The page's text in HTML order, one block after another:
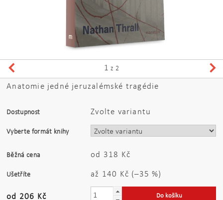
1 z 2
Anatomie jedné jeruzalémské tragédie
Dostupnost Zvolte variantu
Vyberte formát knihy
Běžná cena od 318 Kč
Ušetříte až 140 Kč (–35 %)
od 206 Kč